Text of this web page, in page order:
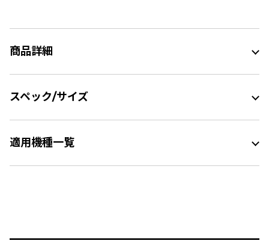
商品詳細
スペック/サイズ
適用機種一覧